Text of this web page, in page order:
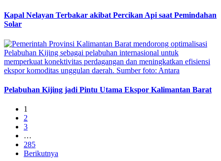
Kapal Nelayan Terbakar akibat Percikan Api saat Pemindahan
Solar
Pelabuhan Kijing jadi Pintu Utama Ekspor Kalimantan Barat
1
2
3
…
285
Berikutnya